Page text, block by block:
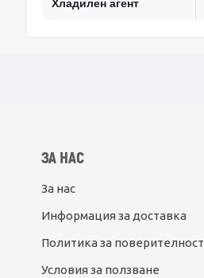
Хладилен агент
ЗА НАС
За нас
Информация за доставка
Политика за поверителност
Условия за ползване